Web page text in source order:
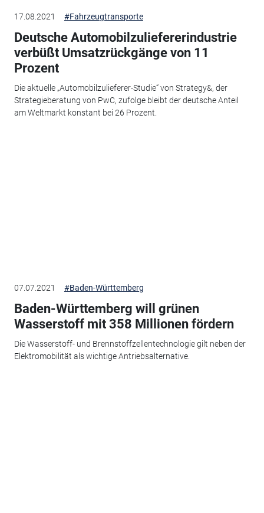
17.08.2021 #Fahrzeugtransporte
Deutsche Automobilzuliefererindustrie
verbüßt Umsatzrückgänge von 11
Prozent
Die aktuelle „Automobilzulieferer-Studie“ von Strategy&, der
Strategieberatung von PwC, zufolge bleibt der deutsche Anteil
am Weltmarkt konstant bei 26 Prozent.
07.07.2021 #Baden-Württemberg
Baden-Württemberg will grünen
Wasserstoff mit 358 Millionen fördern
Die Wasserstoff- und Brennstoffzellentechnologie gilt neben der
Elektromobilität als wichtige Antriebsalternative.